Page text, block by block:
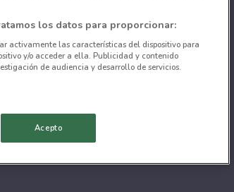
los datos para proporcionar:
activamente las características del dispositivo para
y/o acceder a ella. Publicidad y contenido
de audiencia y desarrollo de servicios.
Acepto